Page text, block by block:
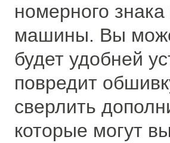
номерного
машины. Вы
будет удобней
повредит
сверлить
которые могут